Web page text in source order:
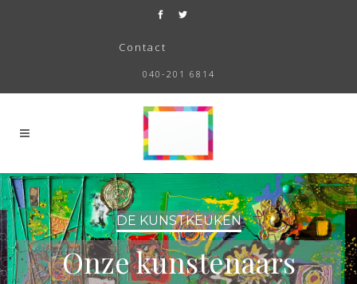
Contact
040-201 6814
DE KUNSTKEUKEN
Onze kunstenaars